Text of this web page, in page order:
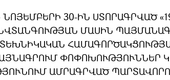
30-ԻՆ ՍՏՈՐԱԳՐՎԱԾ
ՄԱՍԻՆ
ՓՈՓՈԽՈՒԹՅՈՒՆՆԵՐ
ԱՄՐԱԳՐՎԱԾ